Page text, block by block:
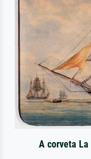
A corveta